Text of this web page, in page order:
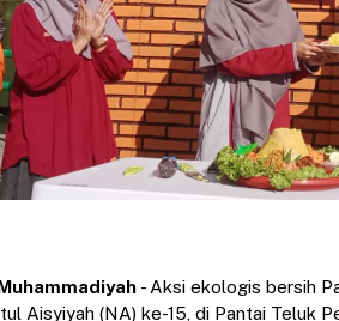
- Aksi ekologis bersih
Aisyiyah (NA) ke-15, di Pantai Teluk